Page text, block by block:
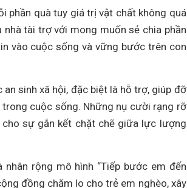
phần quà tuy giá trị vật chất không quá
tài trợ với mong muốn sẻ chia phần
vào cuộc sống và vững bước trên con
sinh xã hội, đặc biệt là hỗ trợ, giúp đỡ
cuộc sống. Những nụ cười rạng rỡ
sự gắn kết chặt chẽ giữa lực lượng
rộng mô hình “Tiếp bước em đến
đồng chăm lo cho trẻ em nghèo, xây